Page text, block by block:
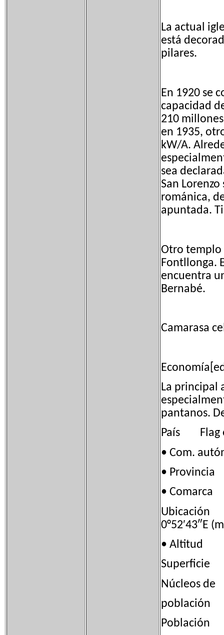
La actual
está
pilares.
En 1920 se
capacidad
210
en 1935,
kW/A.
sea
San
románica,
apuntada.
Otro templo
Fontllonga.
encuentra
Bernabé.
Camarasa
La principal
pantanos.
País Flag
• Com.
• Provincia
•
Ubicación
0°52′43″E
• Altitud
Superficie
Núcleos de
Población